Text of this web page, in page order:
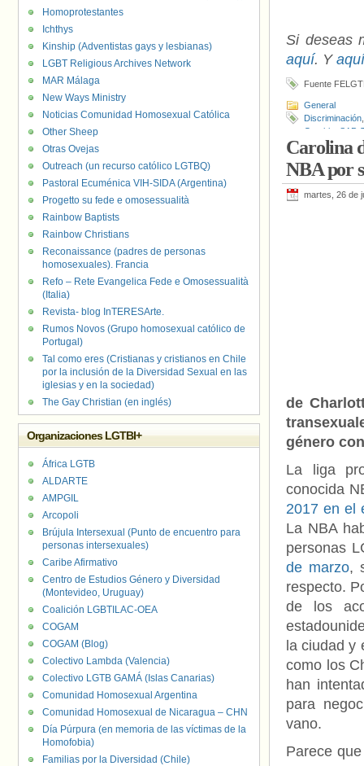
Si deseas
aquí. Y aquí
Fuente
General
Discriminación
Gamble
SAP
Carolina
NBA por
martes, 26 de
de
género
La liga
conocida
2017 en el
La NBA
personas
de marzo,
respecto.
de los
la ciudad y
como los
han
para
vano.
Parece
Homoprotestantes
Ichthys
Kinship (Adventistas gays y lesbianas)
LGBT Religious Archives Network
MAR Málaga
New Ways Ministry
Noticias Comunidad Homosexual Católica
Other Sheep
Otras Ovejas
Outreach (un recurso católico LGTBQ)
Pastoral Ecuménica VIH-SIDA (Argentina)
Progetto su fede e omosessualità
Rainbow Baptists
Rainbow Christians
Reconaissance (padres de personas
homosexuales). Francia
Refo – Rete Evangelica Fede e Omosessualità
(Italia)
Revista- blog InTERESArte.
Rumos Novos (Grupo homosexual católico de
Portugal)
Tal como eres (Cristianas y cristianos en Chile
por la inclusión de la Diversidad Sexual en las
iglesias y en la sociedad)
The Gay Christian (en inglés)
Organizaciones LGTBI+
África LGTB
ALDARTE
AMPGIL
Arcopoli
Brújula Intersexual (Punto de encuentro para
personas intersexuales)
Caribe Afirmativo
Centro de Estudios Género y Diversidad
(Montevideo, Uruguay)
Coalición LGBTILAC-OEA
COGAM
COGAM (Blog)
Colectivo Lambda (Valencia)
Colectivo LGTB GAMÁ (Islas Canarias)
Comunidad Homosexual Argentina
Comunidad Homosexual de Nicaragua – CHN
Día Púrpura (en memoria de las víctimas de la
Homofobia)
Familias por la Diversidad (Chile)